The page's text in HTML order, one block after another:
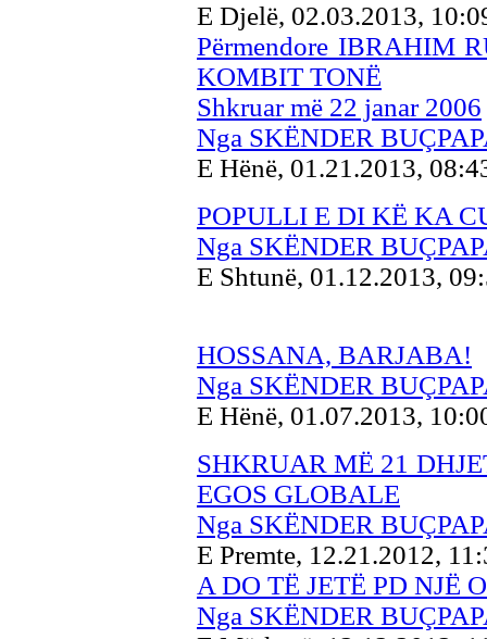
E Djelë, 02.03.2013,
Përmendore IBRAHIM
KOMBIT TONË
Shkruar më 22 janar 2006
Nga SKËNDER
E Hënë, 01.21.2013,
POPULLI E DI KË KA
Nga SKËNDER
E Shtunë, 01.12.2013,
HOSSANA, BARJABA!
Nga SKËNDER
E Hënë, 01.07.2013,
SHKRUAR MË 21
EGOS GLOBALE
Nga SKËNDER
E Premte, 12.21.2012,
A DO TË JETË PD NJË
Nga SKËNDER